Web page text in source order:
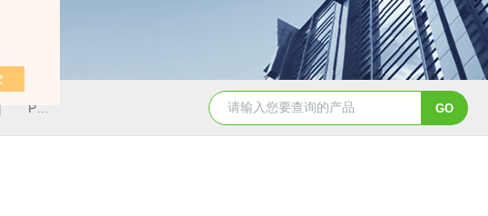
PH-2J防腐蚀恒温水浴锅 CH3050恒温油浴槽 HH-8J恒温水浴锅